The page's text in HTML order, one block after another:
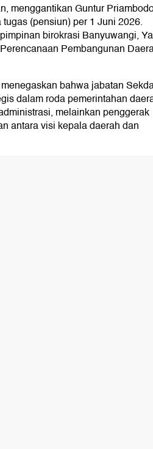
menggantikan Guntur
(pensiun) per 1 Juni 2026.
birokrasi Banyuwangi,
Pembangunan
bahwa jabatan
dalam roda pemerintahan
melainkan penggerak
antara visi kepala daerah dan